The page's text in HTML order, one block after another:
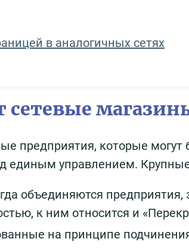
в аналогичных сетях
сетевые
предприятия, которые
единым управлением.
объединяются
к ним относится и
на принципе